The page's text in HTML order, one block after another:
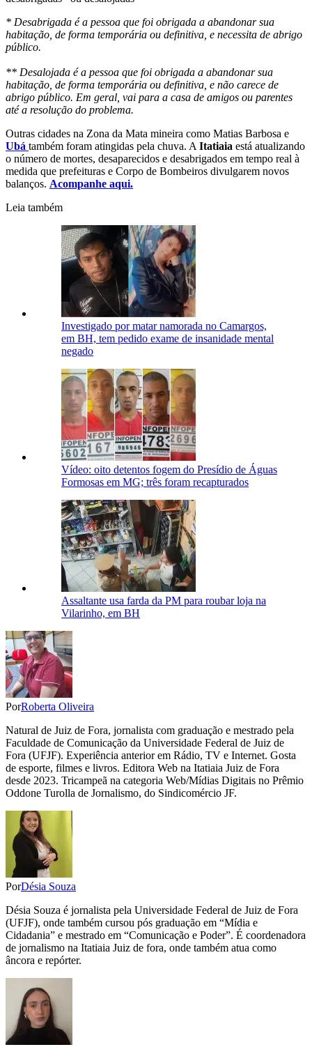
* Desabrigada é a pessoa que foi obrigada a abandonar sua
habitação, de forma temporária ou definitiva, e necessita de abrigo
público.
** Desalojada é a pessoa que foi obrigada a abandonar sua
habitação, de forma temporária ou definitiva, e não carece de
abrigo público. Em geral, vai para a casa de amigos ou parentes
até a resolução do problema.
Outras cidades na Zona da Mata mineira como Matias Barbosa e
Ubá também foram atingidas pela chuva. A Itatiaia está atualizando
o número de mortes, desaparecidos e desabrigados em tempo real à
medida que prefeituras e Corpo de Bombeiros divulgarem novos
balanços. Acompanhe aqui.
Leia também
Investigado por matar namorada no Camargos,
em BH, tem pedido exame de insanidade mental
negado
Vídeo: oito detentos fogem do Presídio de Águas
Formosas em MG; três foram recapturados
Assaltante usa farda da PM para roubar loja na
Vilarinho, em BH
PorRoberta Oliveira
Natural de Juiz de Fora, jornalista com graduação e mestrado pela
Faculdade de Comunicação da Universidade Federal de Juiz de
Fora (UFJF). Experiência anterior em Rádio, TV e Internet. Gosta
de esporte, filmes e livros. Editora Web na Itatiaia Juiz de Fora
desde 2023. Tricampeã na categoria Web/Mídias Digitais no Prêmio
Oddone Turolla de Jornalismo, do Sindicomércio JF.
PorDésia Souza
Désia Souza é jornalista pela Universidade Federal de Juiz de Fora
(UFJF), onde também cursou pós graduação em “Mídia e
Cidadania” e mestrado em “Comunicação e Poder”. É coordenadora
de jornalismo na Itatiaia Juiz de fora, onde também atua como
âncora e repórter.